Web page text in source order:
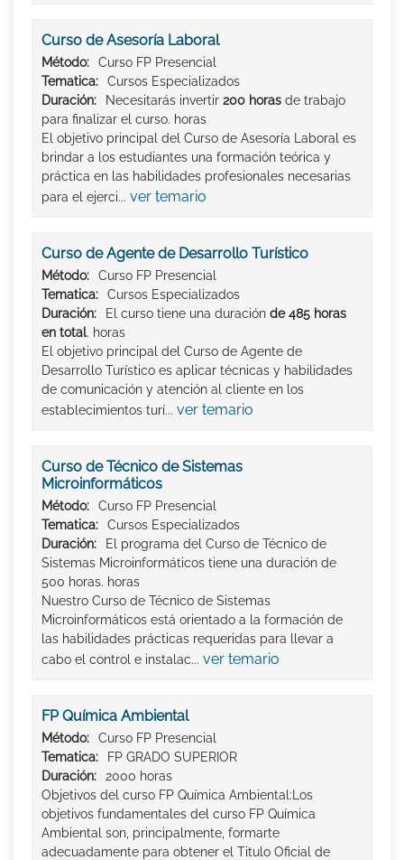
Curso de Asesoría Laboral
Método:
Curso FP Presencial
Tematica:
Cursos Especializados
Duración:
Necesitarás invertir 200 horas de trabajo
para finalizar el curso. horas
El objetivo principal del Curso de Asesoría Laboral es
brindar a los estudiantes una formación teórica y
práctica en las habilidades profesionales necesarias
para el ejerci... ver temario
Curso de Agente de Desarrollo Turístico
Método:
Curso FP Presencial
Tematica:
Cursos Especializados
Duración:
El curso tiene una duración de 485 horas
en total. horas
El objetivo principal del Curso de Agente de
Desarrollo Turístico es aplicar técnicas y habilidades
de comunicación y atención al cliente en los
establecimientos turí... ver temario
Curso de Técnico de Sistemas
Microinformáticos
Método:
Curso FP Presencial
Tematica:
Cursos Especializados
Duración:
El programa del Curso de Técnico de
Sistemas Microinformáticos tiene una duración de
500 horas. horas
Nuestro Curso de Técnico de Sistemas
Microinformáticos está orientado a la formación de
las habilidades prácticas requeridas para llevar a
cabo el control e instalac... ver temario
FP Química Ambiental
Método:
Curso FP Presencial
Tematica:
FP GRADO SUPERIOR
Duración:
2000 horas
Objetivos del curso FP Química Ambiental:Los
objetivos fundamentales del curso FP Química
Ambiental son, principalmente, formarte
adecuadamente para obtener el Titulo Oficial de